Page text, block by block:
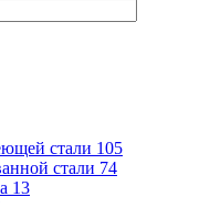
стали 105
стали 74
13